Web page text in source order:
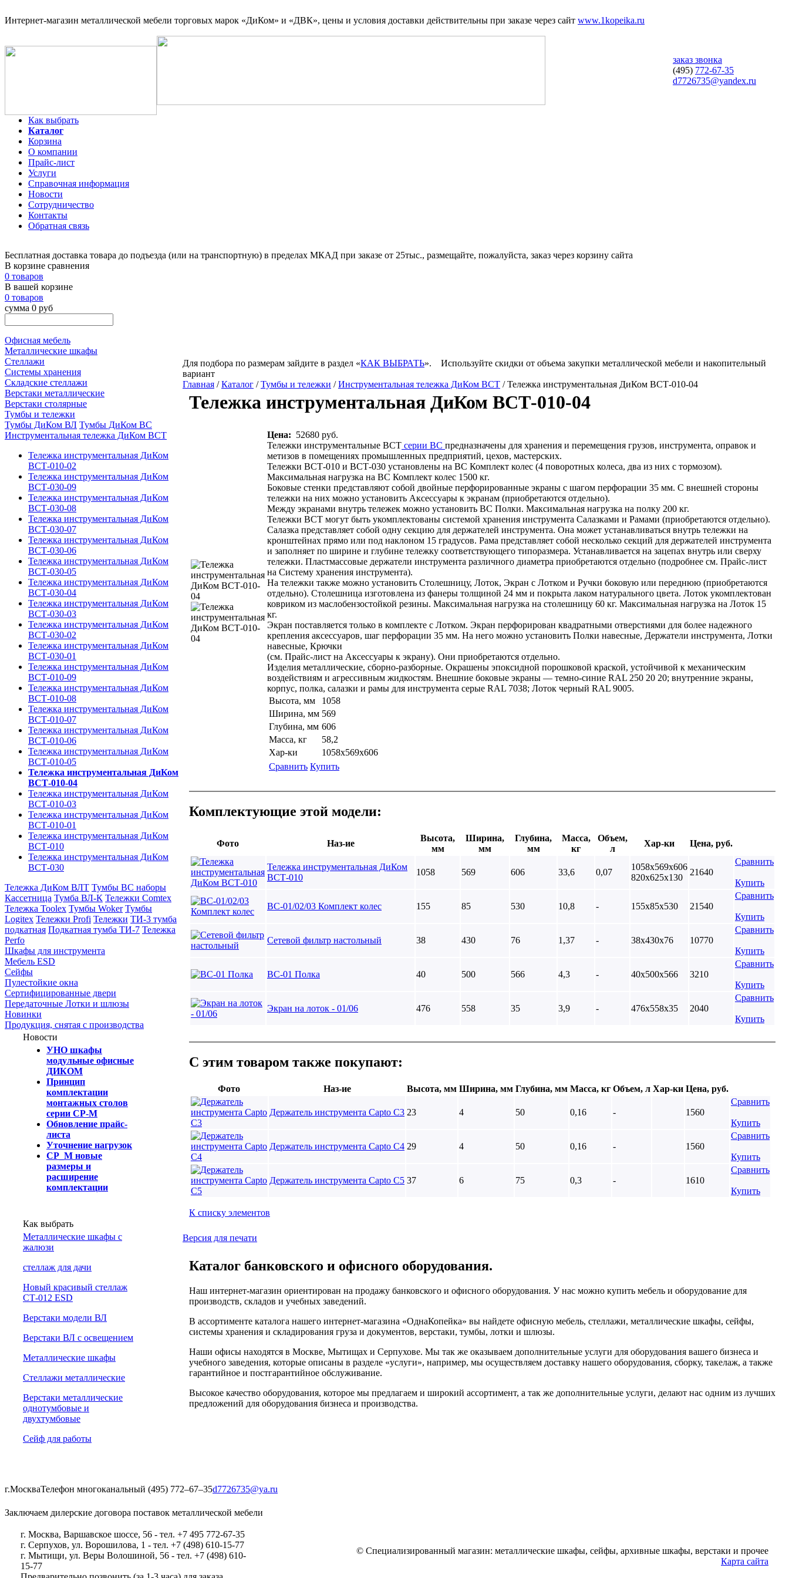
Интернет-магазин металлической мебели торговых марок «ДиКом» и «ДВК», цены и условия доставки действительны при заказе через сайт www.1kopeika.ru
заказ звонка
(495) 772-67-35
d7726735@yandex.ru
Как выбрать
Каталог
Корзина
О компании
Прайс-лист
Услуги
Справочная информация
Новости
Сотрудничество
Контакты
Обратная связь
Бесплатная доставка товара до подъезда (или на транспортную) в пределах МКАД при заказе от 25тыс., размещайте, пожалуйста, заказ через корзину сайта
В корзине сравнения
0 товаров
В вашей корзине
0 товаров
сумма 0 руб
Офисная мебель
Металлические шкафы
Стеллажи
Системы хранения
Складские стеллажи
Верстаки металлические
Верстаки столярные
Тумбы и тележки
Тумбы ДиКом ВЛ Тумбы ДиКом ВС
Инструментальная тележка ДиКом ВСТ
Тележка инструментальная ДиКом
ВСТ-010-02
Тележка инструментальная ДиКом
ВСТ-030-09
Тележка инструментальная ДиКом
ВСТ-030-08
Тележка инструментальная ДиКом
ВСТ-030-07
Тележка инструментальная ДиКом
ВСТ-030-06
Тележка инструментальная ДиКом
ВСТ-030-05
Тележка инструментальная ДиКом
ВСТ-030-04
Тележка инструментальная ДиКом
ВСТ-030-03
Тележка инструментальная ДиКом
ВСТ-030-02
Тележка инструментальная ДиКом
ВСТ-030-01
Тележка инструментальная ДиКом
ВСТ-010-09
Тележка инструментальная ДиКом
ВСТ-010-08
Тележка инструментальная ДиКом
ВСТ-010-07
Тележка инструментальная ДиКом
ВСТ-010-06
Тележка инструментальная ДиКом
ВСТ-010-05
Тележка инструментальная ДиКом
ВСТ-010-04
Тележка инструментальная ДиКом
ВСТ-010-03
Тележка инструментальная ДиКом
ВСТ-010-01
Тележка инструментальная ДиКом
ВСТ-010
Тележка инструментальная ДиКом
ВСТ-030
Тележка ДиКом ВЛТ Тумбы ВС наборы
Кассетница Тумба ВЛ-К Тележки Comtex
Тележка Toolex Тумбы Woker Тумбы
Logitex Тележки Profi Тележки ТИ-3 тумба
подкатная Подкатная тумба ТИ-7 Тележка
Perfo
Шкафы для инструмента
Мебель ESD
Сейфы
Пулестойкие окна
Сертифицированные двери
Передаточные Лотки и шлюзы
Новинки
Продукция, снятая с производства
Новости
УНО шкафы
модульные офисные
ДИКОМ
Принцип
комплектации
монтажных столов
серии СР-М
Обновление прайс-
листа
Уточнение нагрузок
СР_М новые
размеры и
расширение
комплектации
Как выбрать
Металлические шкафы с
жалюзи
cтеллаж для дачи
Новый красивый стеллаж
СТ-012 ESD
Верстаки модели ВЛ
Верстаки ВЛ с освещением
Металлические шкафы
Стеллажи металлические
Верстаки металлические
однотумбовые и
двухтумбовые
Сейф для работы
Для подбора по размерам зайдите в раздел «КАК ВЫБРАТЬ».
Используйте скидки от объема закупки металлической мебели и накопительный
вариант
Главная /Каталог /Тумбы и тележки /Инструментальная тележка ДиКом ВСТ / Тележка инструментальная ДиКом ВСТ-010-04
Тележка инструментальная ДиКом ВСТ-010-04
Цена: 52680 руб.
Тележки инструментальные ВСТ серии ВС предназначены для хранения и перемещения грузов, инструмента, оправок и
метизов в помещениях промышленных предприятий, цехов, мастерских.
Тележки ВСТ-010 и ВСТ-030 установлены на ВС Комплект колес (4 поворотных колеса, два из них с тормозом).
Максимальная нагрузка на ВС Комплект колес 1500 кг.
Боковые стенки представляют собой двойные перфорированные экраны с шагом перфорации 35 мм. С внешней стороны
тележки на них можно установить Аксессуары к экранам (приобретаются отдельно).
Между экранами внутрь тележек можно установить ВС Полки. Максимальная нагрузка на полку 200 кг.
Тележки ВСТ могут быть укомплектованы системой хранения инструмента Салазками и Рамами (приобретаются отдельно).
Салазка представляет собой одну секцию для держателей инструмента. Она может устанавливаться внутрь тележки на
кронштейнах прямо или под наклоном 15 градусов. Рама представляет собой несколько секций для держателей инструмента
и заполняет по ширине и глубине тележку соответствующего типоразмера. Устанавливается на зацепах внутрь или сверху
тележки. Пластмассовые держатели инструмента различного диаметра приобретаются отдельно (подробнее см. Прайс-лист
на Систему хранения инструмента).
На тележки также можно установить Столешницу, Лоток, Экран с Лотком и Ручки боковую или переднюю (приобретаются
отдельно). Столешница изготовлена из фанеры толщиной 24 мм и покрыта лаком натурального цвета. Лоток укомплектован
ковриком из маслобензостойкой резины. Максимальная нагрузка на столешницу 60 кг. Максимальная нагрузка на Лоток 15
кг.
Экран поставляется только в комплекте с Лотком. Экран перфорирован квадратными отверстиями для более надежного
крепления аксессуаров, шаг перфорации 35 мм. На него можно установить Полки навесные, Держатели инструмента, Лотки
навесные, Крючки
(см. Прайс-лист на Аксессуары к экрану). Они приобретаются отдельно.
Изделия металлические, сборно-разборные. Окрашены эпоксидной порошковой краской, устойчивой к механическим
воздействиям и агрессивным жидкостям. Внешние боковые экраны — темно-синие RAL 250 20 20; внутренние экраны,
корпус, полка, салазки и рамы для инструмента серые RAL 7038; Лоток черный RAL 9005.
Высота, мм
1058
Ширина, мм 569
Глубина, мм 606
Масса, кг
58,2
Хар-ки
1058х569х606
Сравнить Купить
Комплектующие этой модели:
Фото Наз-ие
Высота,
мм
Ширина,
мм
Глубина,
мм
Масса,
кг
Объем,
л
Хар-ки Цена, руб.
Тележка инструментальная ДиКом
ВСТ-010
1058 569 606 33,6 0,07
1058х569х606
820х625х130
21640
Сравнить
Купить
ВС-01/02/03 Комплект колес 155 85 530 10,8 - 155х85х530 21540
Сравнить
Купить
Сетевой фильтр настольный 38 430 76 1,37 - 38х430х76 10770
Сравнить
Купить
ВС-01 Полка 40 500 566 4,3 - 40х500х566 3210
Сравнить
Купить
Экран на лоток - 01/06 476 558 35 3,9 - 476х558х35 2040
Сравнить
Купить
С этим товаром также покупают:
Фото Наз-ие Высота, мм Ширина, мм Глубина, мм Масса, кг Объем, л Хар-ки Цена, руб.
Держатель инструмента Capto C3 23 4 50 0,16 - 1560
Сравнить
Купить
Держатель инструмента Capto C4 29 4 50 0,16 - 1560
Сравнить
Купить
Держатель инструмента Capto C5 37 6 75 0,3 - 1610
Сравнить
Купить
К списку элементов
Версия для печати
Каталог банковского и офисного оборудования.
Наш интернет-магазин ориентирован на продажу банковского и офисного оборудования. У нас можно купить мебель и оборудование для
производств, складов и учебных заведений.
В ассортименте каталога нашего интернет-магазина «ОднаКопейка» вы найдете офисную мебель, стеллажи, металлические шкафы, сейфы,
системы хранения и складирования груза и документов, верстаки, тумбы, лотки и шлюзы.
Наши офисы находятся в Москве, Мытищах и Серпухове. Мы так же оказываем дополнительные услуги для оборудования вашего бизнеса и
учебного заведения, которые описаны в разделе «услуги», например, мы осуществляем доставку нашего оборудования, сборку, такелаж, а также
гарантийное и постгарантийное обслуживание.
Высокое качество оборудования, которое мы предлагаем и широкий ассортимент, а так же дополнительные услуги, делают нас одним из лучших
предложений для оборудования бизнеса и производства.
г.МоскваТелефон многоканальный (495) 772‒67‒35d7726735@ya.ru
Заключаем дилерские договора поставок металлической мебели
г. Москва, Варшавское шоссе, 56 - тел. +7 495 772-67-35
г. Серпухов, ул. Ворошилова, 1 - тел. +7 (498) 610-15-77
г. Мытищи, ул. Веры Волошиной, 56 - тел. +7 (498) 610-
15-77
© Специализированный магазин: металлические шкафы, сейфы, архивные шкафы, верстаки и прочее
Карта сайта